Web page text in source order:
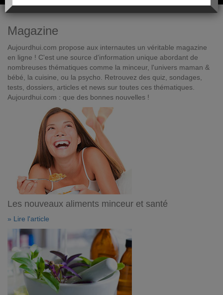
Magazine
Aujourdhui.com propose aux internautes un véritable magazine
en ligne ! C'est une source d'information unique abordant de
nombreuses thématiques comme la minceur, l'univers maman &
bébé, la cuisine, ou la psycho. Retrouvez des quiz, sondages,
tests, dossiers, articles et news sur toutes ces thématiques.
Aujourdhui.com : que des bonnes nouvelles !
Les nouveaux aliments minceur et santé
» Lire l'article